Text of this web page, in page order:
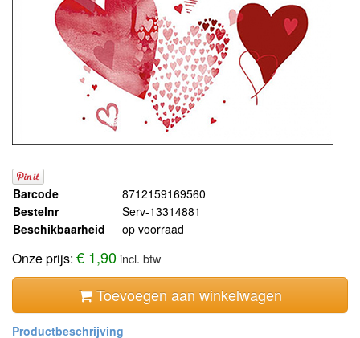
Barcode
8712159169560
Bestelnr
Serv-13314881
Beschikbaarheid
op voorraad
Onze prijs: € 1,90incl. btw
Toevoegen aan winkelwagen